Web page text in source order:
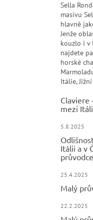
Sella
masivu
hlavně
Jenže
kouzlo i v
najdete
horské
Itálie,
Claviere
mezi
5.8.2025
Itálii a v
25.4.2025
Malý
22.2.2025